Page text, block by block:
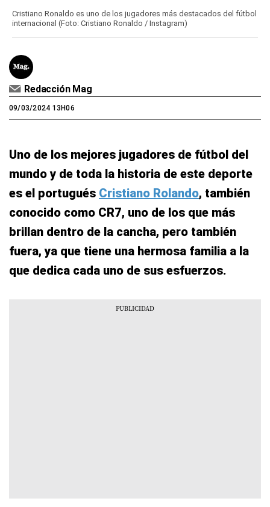
Cristiano Ronaldo es uno de los jugadores más destacados del fútbol
internacional (Foto: Cristiano Ronaldo / Instagram)
Redacción Mag
09/03/2024 13H06
Uno de los mejores jugadores de fútbol del
mundo y de toda la historia de este deporte
es el portugués Cristiano Rolando, también
conocido como CR7, uno de los que más
brillan dentro de la cancha, pero también
fuera, ya que tiene una hermosa familia a la
que dedica cada uno de sus esfuerzos.